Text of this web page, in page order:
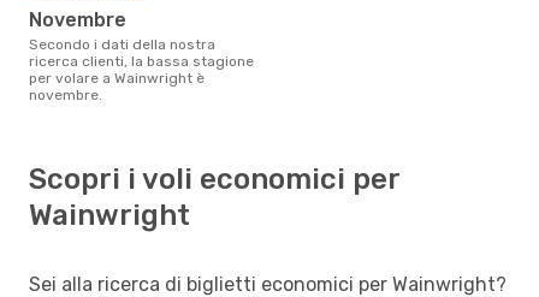
novembre
Secondo i dati della nostra
ricerca clienti, la bassa stagione
per volare a Wainwright è
novembre.
Scopri i voli economici per
Wainwright
Sei alla ricerca di biglietti economici per Wainwright?